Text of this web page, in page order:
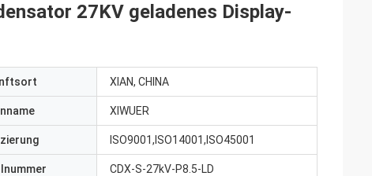
27KV geladenes Display-
XIAN, CHINA
XIWUER
ISO9001,ISO14001,ISO45001
CDX-S-27kV-P8.5-LD